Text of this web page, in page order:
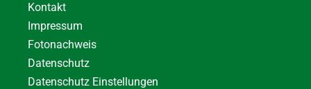
Kontakt
Impressum
Fotonachweis
Datenschutz
Datenschutz Einstellungen